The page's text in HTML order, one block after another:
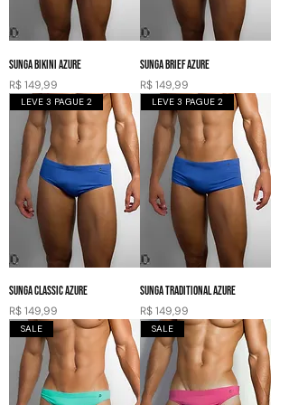
SUNGA BIKINI AZURE
Preço
R$ 149,99
SUNGA BRIEF AZURE
Preço
R$ 149,99
LEVE 3 PAGUE 2
SUNGA CLASSIC AZURE
Preço
R$ 149,99
LEVE 3 PAGUE 2
SUNGA TRADITIONAL AZURE
Preço
R$ 149,99
SALE SALE